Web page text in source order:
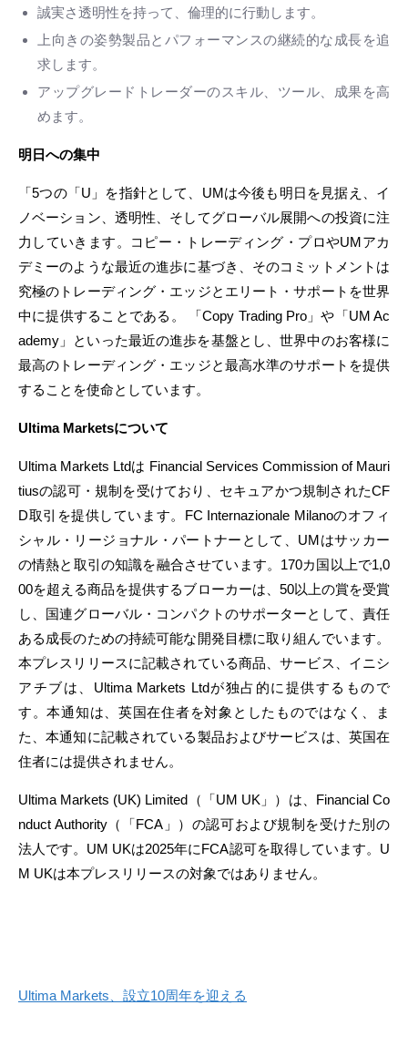
誠実さ透明性を持って、倫理的に行動します。
上向きの姿勢製品とパフォーマンスの継続的な成長を追
求します。
アップグレードトレーダーのスキル、ツール、成果を高
めます。
明日への集中
「5つの「U」を指針として、UMは今後も明日を見据え、イ
ノベーション、透明性、そしてグローバル展開への投資に注
力していきます。コピー・トレーディング・プロやUMアカ
デミーのような最近の進歩に基づき、そのコミットメントは
究極のトレーディング・エッジとエリート・サポートを世界
中に提供することである。 「Copy Trading Pro」や「UM Ac
ademy」といった最近の進歩を基盤とし、世界中のお客様に
最高のトレーディング・エッジと最高水準のサポートを提供
することを使命としています。
Ultima Marketsについて
Ultima Markets Ltdは Financial Services Commission of Mauri
tiusの認可・規制を受けており、セキュアかつ規制されたCF
D取引を提供しています。FC Internazionale Milanoのオフィ
シャル・リージョナル・パートナーとして、UMはサッカー
の情熱と取引の知識を融合させています。170カ国以上で1,0
00を超える商品を提供するブローカーは、50以上の賞を受賞
し、国連グローバル・コンパクトのサポーターとして、責任
ある成長のための持続可能な開発目標に取り組んでいます。
本プレスリリースに記載されている商品、サービス、イニシ
アチブは、Ultima Markets Ltdが独占的に提供するもので
す。本通知は、英国在住者を対象としたものではなく、ま
た、本通知に記載されている製品およびサービスは、英国在
住者には提供されません。
Ultima Markets (UK) Limited（「UM UK」）は、Financial Co
nduct Authority（「FCA」）の認可および規制を受けた別の
法人です。UM UKは2025年にFCA認可を取得しています。U
M UKは本プレスリリースの対象ではありません。
Ultima Markets、設立10周年を迎える